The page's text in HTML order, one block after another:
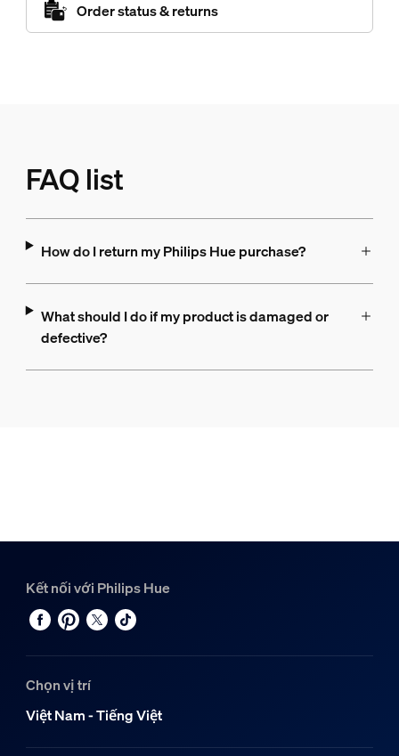
Order status & returns
FAQ list
How do I return my Philips Hue purchase?
What should I do if my product is damaged or
defective?
Kết nối với Philips Hue
Chọn vị trí
Việt Nam - Tiếng Việt